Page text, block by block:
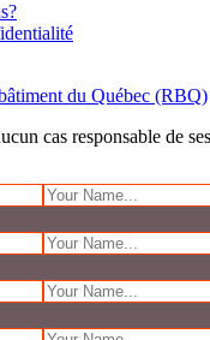
du Québec (RBQ)
cas responsable de